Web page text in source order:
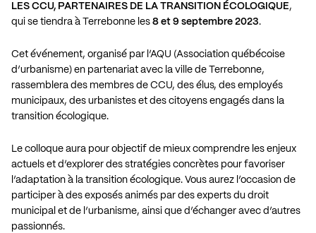
LES CCU, PARTENAIRES DE LA TRANSITION ÉCOLOGIQUE,
qui se tiendra à Terrebonne les 8 et 9 septembre 2023.
Cet événement, organisé par l’AQU (Association québécoise
d’urbanisme) en partenariat avec la ville de Terrebonne,
rassemblera des membres de CCU, des élus, des employés
municipaux, des urbanistes et des citoyens engagés dans la
transition écologique.
Le colloque aura pour objectif de mieux comprendre les enjeux
actuels et d’explorer des stratégies concrètes pour favoriser
l’adaptation à la transition écologique. Vous aurez l’occasion de
participer à des exposés animés par des experts du droit
municipal et de l’urbanisme, ainsi que d’échanger avec d’autres
passionnés.